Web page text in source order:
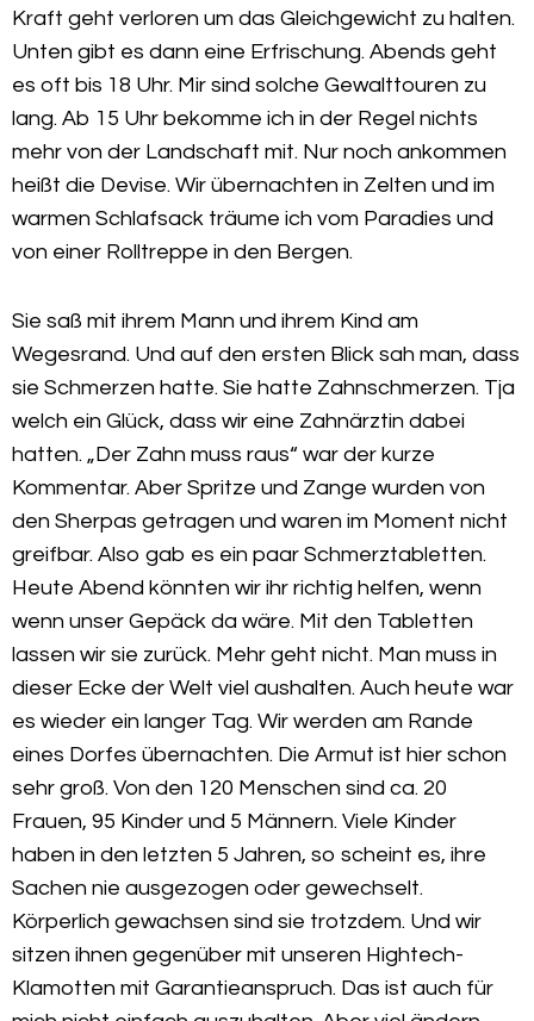
Kraft geht verloren um das Gleichgewicht zu halten.
Unten gibt es dann eine Erfrischung. Abends geht
es oft bis 18 Uhr. Mir sind solche Gewalttouren zu
lang. Ab 15 Uhr bekomme ich in der Regel nichts
mehr von der Landschaft mit. Nur noch ankommen
heißt die Devise. Wir übernachten in Zelten und im
warmen Schlafsack träume ich vom Paradies und
von einer Rolltreppe in den Bergen.
Sie saß mit ihrem Mann und ihrem Kind am
Wegesrand. Und auf den ersten Blick sah man, dass
sie Schmerzen hatte. Sie hatte Zahnschmerzen. Tja
welch ein Glück, dass wir eine Zahnärztin dabei
hatten. „Der Zahn muss raus“ war der kurze
Kommentar. Aber Spritze und Zange wurden von
den Sherpas getragen und waren im Moment nicht
greifbar. Also gab es ein paar Schmerztabletten.
Heute Abend könnten wir ihr richtig helfen, wenn
wenn unser Gepäck da wäre. Mit den Tabletten
lassen wir sie zurück. Mehr geht nicht. Man muss in
dieser Ecke der Welt viel aushalten. Auch heute war
es wieder ein langer Tag. Wir werden am Rande
eines Dorfes übernachten. Die Armut ist hier schon
sehr groß. Von den 120 Menschen sind ca. 20
Frauen, 95 Kinder und 5 Männern. Viele Kinder
haben in den letzten 5 Jahren, so scheint es, ihre
Sachen nie ausgezogen oder gewechselt.
Körperlich gewachsen sind sie trotzdem. Und wir
sitzen ihnen gegenüber mit unseren Hightech-
Klamotten mit Garantieanspruch. Das ist auch für